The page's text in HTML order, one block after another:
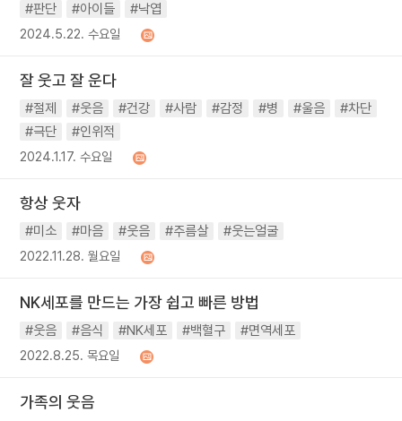
#판단
#아이들 #낙엽
2024.5.22. 수요일
잘 웃고 잘 운다
#절제 #웃음 #건강 #사람 #감정 #병 #울음
#차단
#극단
#인위적
2024.1.17. 수요일
항상 웃자
#미소 #마음 #웃음 #주름살 #웃는얼굴
2022.11.28. 월요일
NK세포를 만드는 가장 쉽고 빠른 방법
#웃음 #음식 #NK세포 #백혈구 #면역세포
2022.8.25. 목요일
가족의 웃음